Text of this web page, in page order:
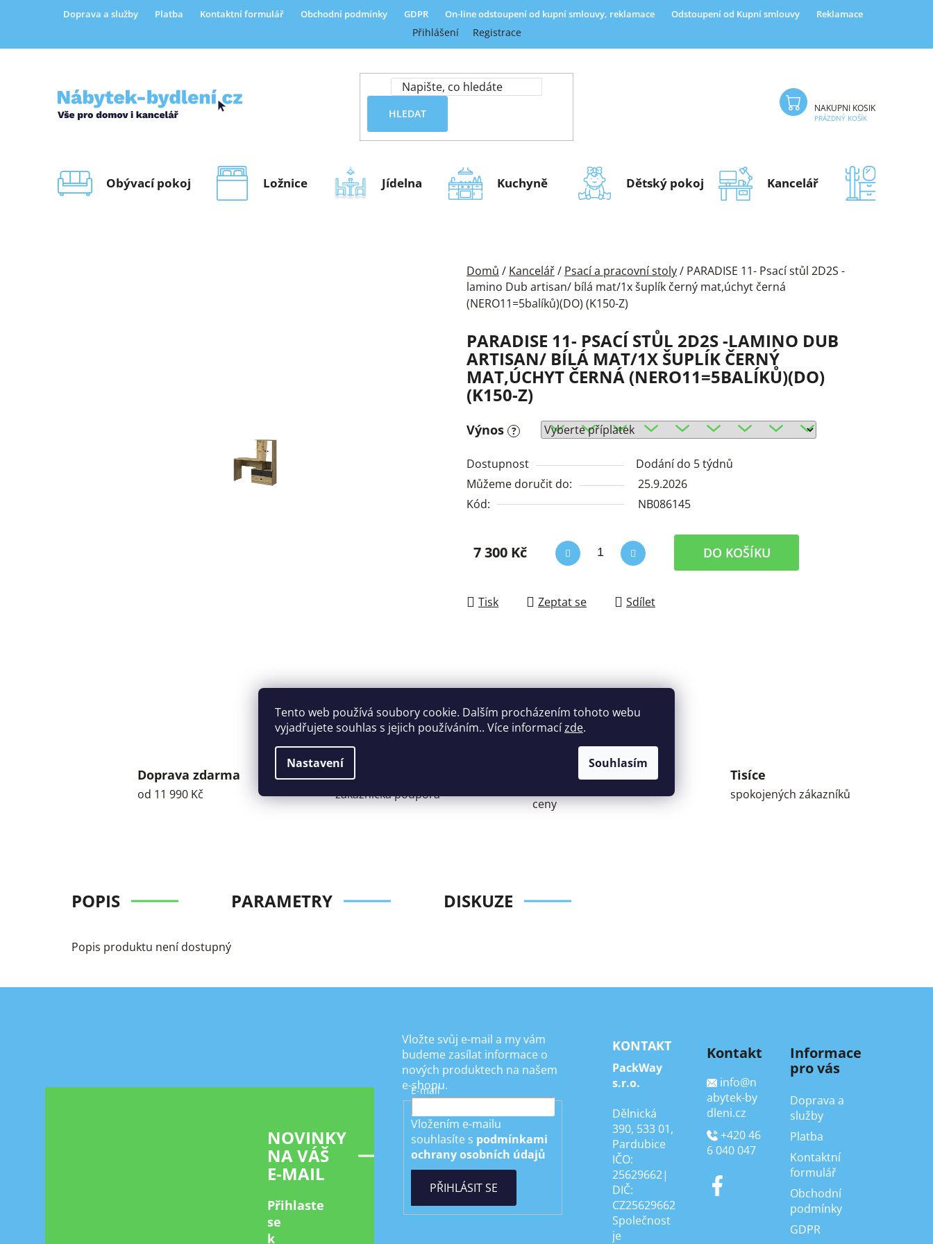
Tento web používá soubory cookie. Dalším procházením tohoto webu
vyjadřujete souhlas s jejich používáním.. Více informacízde.
Nastavení Souhlasím
Doprava a služby Platba Kontaktní formulář Obchodní podmínky GDPR On-line odstoupení od kupní smlouvy, reklamace Odstoupení od Kupní smlouvy Reklamace
Přihlášení Registrace
HLEDAT NÁKUPNÍ KOŠÍK
PRÁZDNÝ KOŠÍK
Obývací pokoj Ložnice Jídelna Kuchyně Dětský pokoj Kancelář
Domů / Kancelář/ Psací a pracovní stoly/ PARADISE 11- Psací stůl 2D2S -
lamino Dub artisan/ bílá mat/1x šuplík černý mat,úchyt černá
(NERO11=5balíků)(DO) (K150-Z)
PARADISE 11- PSACÍ STŮL 2D2S -LAMINO DUB
ARTISAN/ BÍLÁ MAT/1X ŠUPLÍK ČERNÝ
MAT,ÚCHYT ČERNÁ (NERO11=5BALÍKŮ)(DO)
(K150-Z)
Výnos ?
Dostupnost
Dodání do 5 týdnů
Můžeme doručit do:
25.9.2026
Kód:
NB086145
7 300 Kč DO KOŠÍKU
Tisk Zeptat se Sdílet
Doprava zdarma
od 11 990 Kč
Perfektní
zákaznická podpora
Široký výběr
ceny
Tisíce
spokojených zákazníků
POPIS PARAMETRY DISKUZE
Popis produktu není dostupný
NOVINKY
NA VÁŠ
E-MAIL
Přihlaste
se
k
Vložte svůj e-mail a my vám
budeme zasílat informace o
nových produktech na našem
e-shopu.
E-mail
Vložením e-mailu
souhlasíte s podmínkami
ochrany osobních údajů
PŘIHLÁSIT SE
KONTAKT
PackWay
s.r.o.
Dělnická
390, 533 01,
Pardubice
IČO:
25629662|
DIČ:
CZ25629662
Společnost
je
Kontakt
info@n
abytek-by
dleni.cz
+420 46
6 040 047
Informace
pro vás
Doprava a
služby
Platba
Kontaktní
formulář
Obchodní
podmínky
GDPR